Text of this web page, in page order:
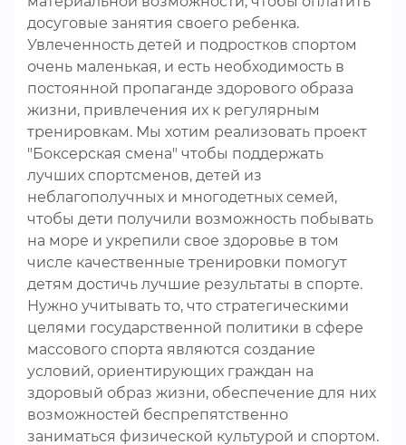
досуговые занятия своего ребенка.
Увлеченность детей и подростков спортом
очень маленькая, и есть необходимость в
постоянной пропаганде здорового образа
жизни, привлечения их к регулярным
тренировкам. Мы хотим реализовать проект
"Боксерская смена" чтобы поддержать
лучших спортсменов, детей из
неблагополучных и многодетных семей,
чтобы дети получили возможность побывать
на море и укрепили свое здоровье в том
числе качественные тренировки помогут
детям достичь лучшие результаты в спорте.
Нужно учитывать то, что стратегическими
целями государственной политики в сфере
массового спорта являются создание
условий, ориентирующих граждан на
здоровый образ жизни, обеспечение для них
возможностей беспрепятственно
заниматься физической культурой и спортом.